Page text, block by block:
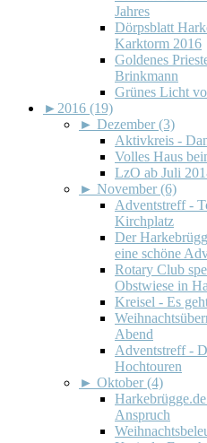
Jahres
Dörpsblatt
Karktorm 2016
Goldenes
Brinkmann
Grünes Licht
► 2016 (19)
► Dezember (3)
Aktivkreis -
Volles Haus
LzO ab Juli
► November (6)
Adventstreff -
Kirchplatz
Der
eine schöne
Rotary Club
Obstwiese in
Kreisel - Es
Abend
Adventstreff -
Hochtouren
► Oktober (4)
Anspruch